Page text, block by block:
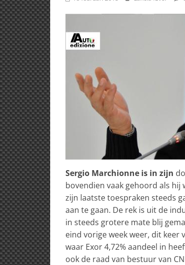
Sergio Marchionne is in zijn
bovendien vaak gehoord als
zijn laatste toespraken steeds
aan te gaan. De rek is uit de
in steeds grotere mate blij
eind vorige week weer, dit keer
waar Exor 4,72% aandeel in
ook de raad van bestuur van